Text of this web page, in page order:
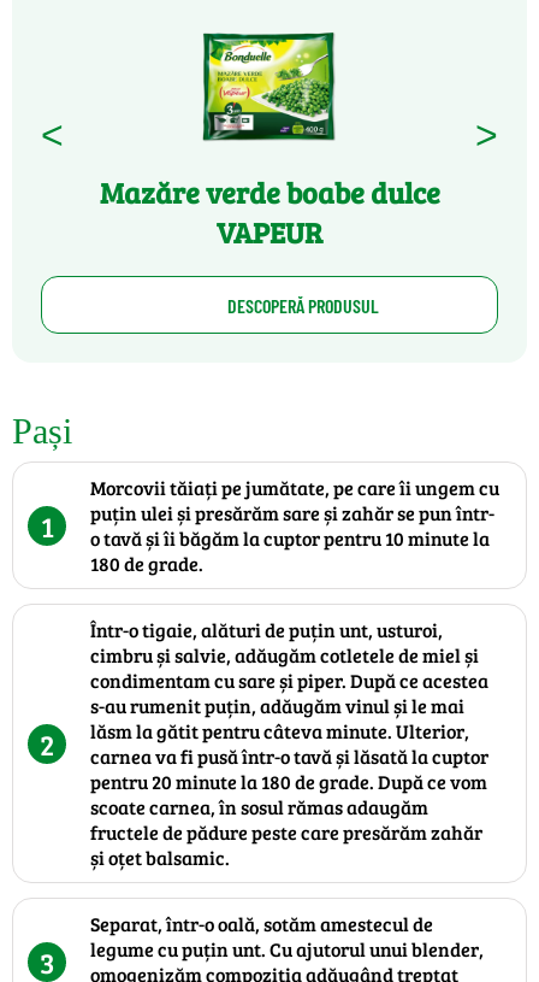
<
Mazăre verde boabe dulce
VAPEUR
>
DESCOPERĂ PRODUSUL
Pași
1
Morcovii tăiați pe jumătate, pe care îi ungem cu
puțin ulei și presărăm sare și zahăr se pun într-
o tavă și îi băgăm la cuptor pentru 10 minute la
180 de grade.
2
Într-o tigaie, alături de puțin unt, usturoi,
cimbru și salvie, adăugăm cotletele de miel și
condimentam cu sare și piper. După ce acestea
s-au rumenit puțin, adăugăm vinul și le mai
lăsm la gătit pentru câteva minute. Ulterior,
carnea va fi pusă într-o tavă și lăsată la cuptor
pentru 20 minute la 180 de grade. După ce vom
scoate carnea, în sosul rămas adaugăm
fructele de pădure peste care presărăm zahăr
și oțet balsamic.
3
Separat, într-o oală, sotăm amestecul de
legume cu puțin unt. Cu ajutorul unui blender,
omogenizăm compoziția adăugând treptat